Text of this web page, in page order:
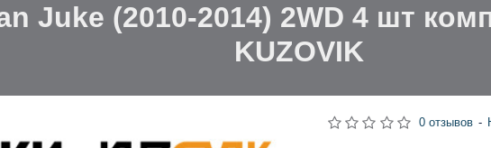
Juke (2010-2014) 2WD 4 шт
KUZOVIK
0 отзывов -